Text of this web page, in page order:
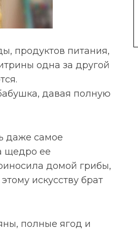
продуктов питания,
одна за другой
давая полную
даже самое
щедро ее
домой грибы,
искусству брат
полные ягод и